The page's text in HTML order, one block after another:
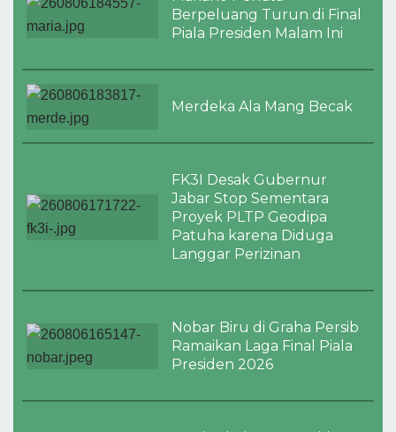
Berpeluang Turun di Final
Piala Presiden Malam Ini
Merdeka Ala Mang Becak
FK3I Desak Gubernur
Jabar Stop Sementara
Proyek PLTP Geodipa
Patuha karena Diduga
Langgar Perizinan
Nobar Biru di Graha Persib
Ramaikan Laga Final Piala
Presiden 2026